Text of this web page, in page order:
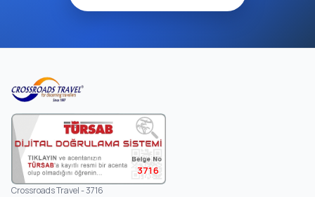
3716
Crossroads Travel - 3716